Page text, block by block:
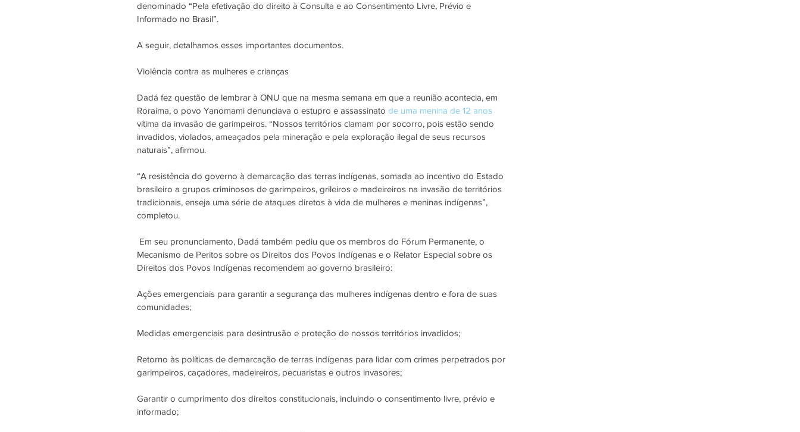
denominado “Pela efetivação do direito à Consulta e ao Consentimento Livre, Prévio e
Informado no Brasil”.
A seguir, detalhamos esses importantes documentos.
Violência contra as mulheres e crianças
Dadá fez questão de lembrar à ONU que na mesma semana em que a reunião acontecia, em
Roraima, o povo Yanomami denunciava o estupro e assassinato de uma menina de 12 anos
vítima da invasão de garimpeiros. “Nossos territórios clamam por socorro, pois estão sendo
invadidos, violados, ameaçados pela mineração e pela exploração ilegal de seus recursos
naturais”, afirmou.
“A resistência do governo à demarcação das terras indígenas, somada ao incentivo do Estado
brasileiro a grupos criminosos de garimpeiros, grileiros e madeireiros na invasão de territórios
tradicionais, enseja uma série de ataques diretos à vida de mulheres e meninas indígenas”,
completou.
Mecanismo de Peritos sobre os Direitos dos Povos Indígenas e o Relator Especial sobre os
Direitos dos Povos Indígenas recomendem ao governo brasileiro:
Ações emergenciais para garantir a segurança das mulheres indígenas dentro e fora de suas
comunidades;
Medidas emergenciais para desintrusão e proteção de nossos territórios invadidos;
Retorno às políticas de demarcação de terras indígenas para lidar com crimes perpetrados por
garimpeiros, caçadores, madeireiros, pecuaristas e outros invasores;
Garantir o cumprimento dos direitos constitucionais, incluindo o consentimento livre, prévio e
informado;